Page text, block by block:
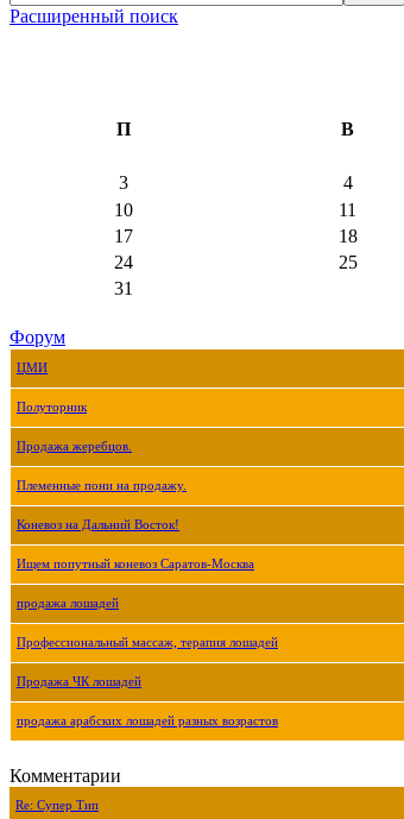
Расширенный поиск
П В
3
4
10
11
17
18
24
25
31
Форум
ЦМИ
Полуторник
Продажа жеребцов.
Племенные пони на продажу.
Коневоз на Дальний Восток!
Ищем попутный коневоз Саратов-Москва
продажа лошадей
Профессиональный массаж, терапия лошадей
Продажа ЧК лошадей
продажа арабских лошадей разных возрастов
Комментарии
Re: Супер Тип